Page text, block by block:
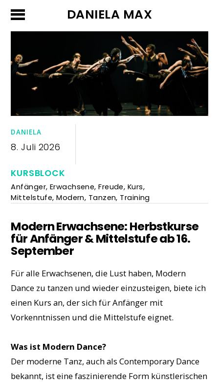
DANIELA MAX
DANIELA
8. Juli 2026
KURSBLOCK
Anfänger, Erwachsene,Freude, Kurs,
Mittelstufe,Modern, Tanzen, Training
Modern Erwachsene: Herbstkurse
für Anfänger & Mittelstufe ab 16.
September
Für alle Erwachsenen, die Lust haben, Modern
Dance zu tanzen und wieder einzusteigen, biete ich
einen Kurs an, der sich für Anfänger mit
Vorkenntnissen und die Mittelstufe eignet.
Was ist Modern Dance?
Der moderne Tanz, auch als Contemporary Dance
bekannt, ist eine faszinierende Form künstlerischen